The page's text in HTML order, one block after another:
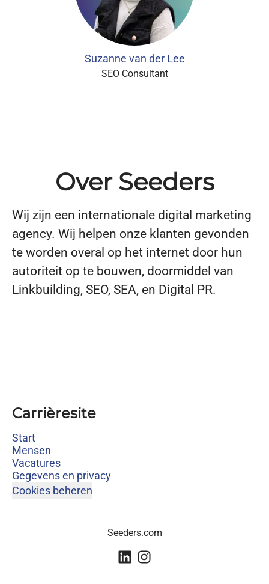
Suzanne van der Lee
SEO Consultant
Over Seeders
Wij zijn een internationale digital marketing
agency. Wij helpen onze klanten gevonden
te worden overal op het internet door hun
autoriteit op te bouwen, doormiddel van
Linkbuilding, SEO, SEA, en Digital PR.
Carrièresite
Start
Mensen
Vacatures
Gegevens en privacy
Cookies beheren
Seeders.com